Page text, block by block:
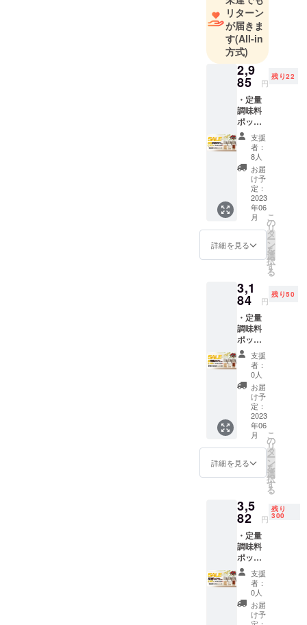
可能性もあ
るかと考
え、最新ト
レンド＆独
自技術優れ
た様々な新
発想商品を
次々と広げ
て行きます
ので、これ
からも引き
続き、どう
ぞよろしく
お願い申し
上げます。
リターン
が届きま
す(All-in
方式)
2,9
85 円
残り22
・定量
調味料
ポット
＊３ *一
般販売
予定価
格3,980
円の
25%OF
F *送料
込みの
価格と
なりま
す。 *皆
様のご
支援購
り量産
効率が
向上し
た場
合、正
規販売
価格が
販売予
定価格
より下
がる可
能性も
ござい
ます。 *
ご注文
状況、
使用部
造工程
上の都
合等に
より出
荷時期
が遅れ
る場合
があり
ます。
ご了承
くださ
支援
者：
8人
お届
け予
定：
2023
年06
月
詳細を見る
こ
の
リ
タ
ー
ン
を
選
択
す
る
3,1
84 円
残り50
・定量
調味料
ポット
＊３ *一
般販売
予定価
格3,980
円の
20%OF
F *送料
込みの
価格と
なりま
す。 *皆
様のご
支援購
り量産
効率が
向上し
た場
合、正
規販売
価格が
販売予
定価格
より下
がる可
支援
者：
0人
お届
け予
定：
2023
年06
月
詳細を見る
こ
の
リ
タ
ー
ン
を
選
択
す
る
3,5
82 円
残り
300
・定量
調味料
ポット
＊３ *一
般販売
予定価
格3,980
円の
支援
者：
0人
お届
け予